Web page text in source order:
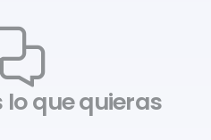
que quieras